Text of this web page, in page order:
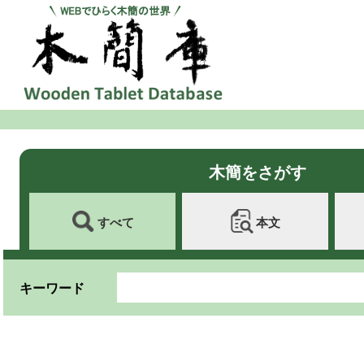
木簡をさがす
すべて 本文
キーワード